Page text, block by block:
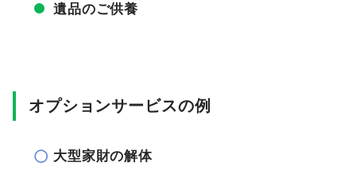
遺品のご供養
オプションサービスの例
大型家財の解体